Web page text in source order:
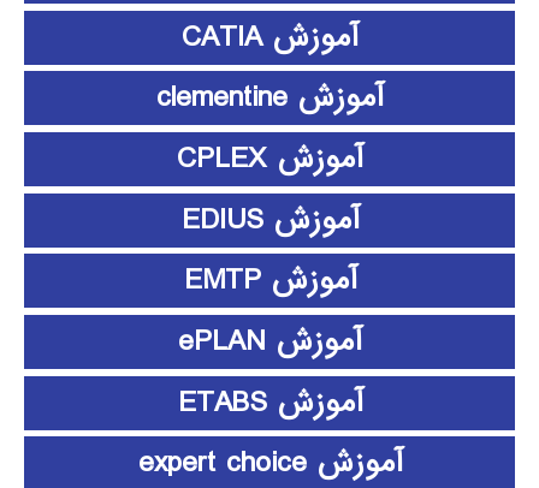
آموزش CATIA
آموزش clementine
آموزش CPLEX
آموزش EDIUS
آموزش EMTP
آموزش ePLAN
آموزش ETABS
آموزش expert choice